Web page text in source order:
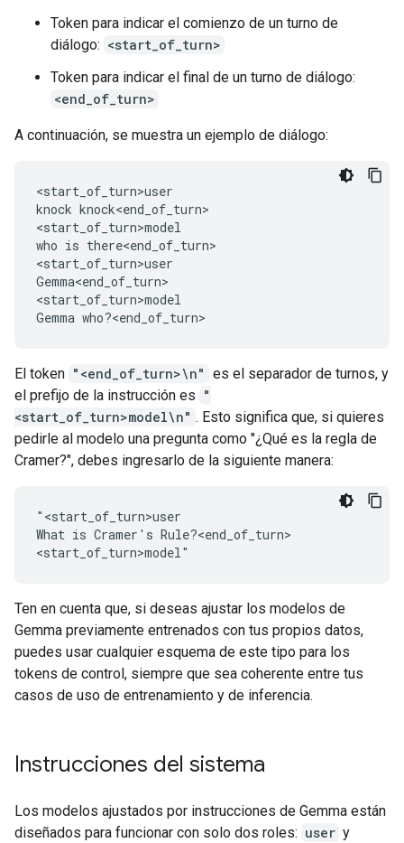
Token para indicar el comienzo de un turno de
diálogo: <start_of_turn>
Token para indicar el final de un turno de diálogo:
<end_of_turn>
A continuación, se muestra un ejemplo de diálogo:
<start_of_turn>user
knock knock<end_of_turn>
<start_of_turn>model
who is there<end_of_turn>
<start_of_turn>user
Gemma<end_of_turn>
<start_of_turn>model
El token "<end_of_turn>\n" es el separador de turnos, y
el prefijo de la instrucción es "
<start_of_turn>model\n" . Esto significa que, si quieres
pedirle al modelo una pregunta como "¿Qué es la regla de
Cramer?", debes ingresarlo de la siguiente manera:
"<start_of_turn>user
What is Cramer's Rule?<end_of_turn>
Ten en cuenta que, si deseas ajustar los modelos de
Gemma previamente entrenados con tus propios datos,
puedes usar cualquier esquema de este tipo para los
tokens de control, siempre que sea coherente entre tus
casos de uso de entrenamiento y de inferencia.
Instrucciones del sistema
Los modelos ajustados por instrucciones de Gemma están
diseñados para funcionar con solo dos roles: user y